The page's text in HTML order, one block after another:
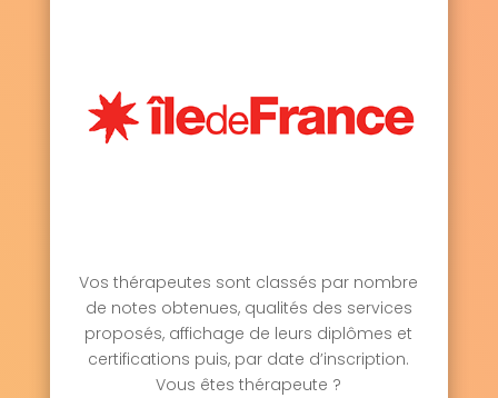
Vos thérapeutes sont classés par nombre
de notes obtenues, qualités des services
proposés, affichage de leurs diplômes et
certifications puis, par date d’inscription.
Vous êtes thérapeute ?